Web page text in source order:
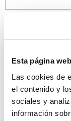
Esta página
Las cookies de
el contenido y
sociales y
información